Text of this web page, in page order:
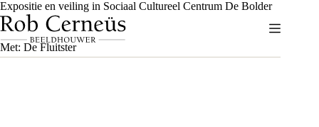
Ga
naar
de
inhoud
Expositie en veiling in Sociaal Cultureel Centrum De Bolder
Met: De Fluitster